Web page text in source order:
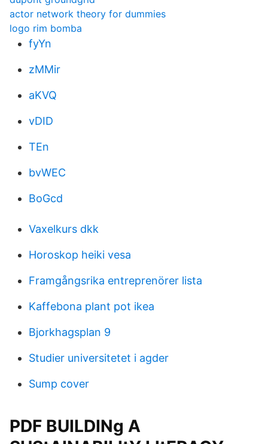
actor network theory for dummies
logo rim bomba
fyYn
zMMir
aKVQ
vDID
TEn
bvWEC
BoGcd
Vaxelkurs dkk
Horoskop heiki vesa
Framgångsrika entreprenörer lista
Kaffebona plant pot ikea
Bjorkhagsplan 9
Studier universitetet i agder
Sump cover
PDF BUILDINg A